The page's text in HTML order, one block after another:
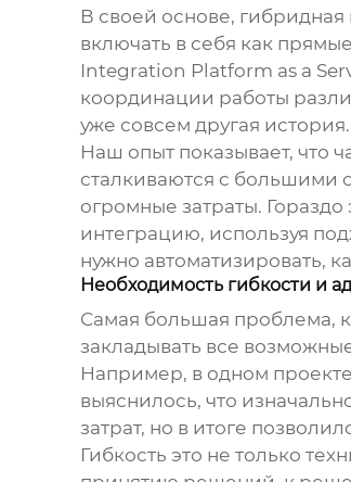
В своей основе, гибридная
включать в себя как
Integration Platform as a
координации работы
уже совсем другая история.
Наш опыт показывает, что
сталкиваются с большими
огромные затраты.
интеграцию, используя
нужно автоматизировать,
Необходимость гибкости и
Самая большая проблема,
закладывать все
Например, в одном
выяснилось, что
затрат, но в итоге
Гибкость это не только